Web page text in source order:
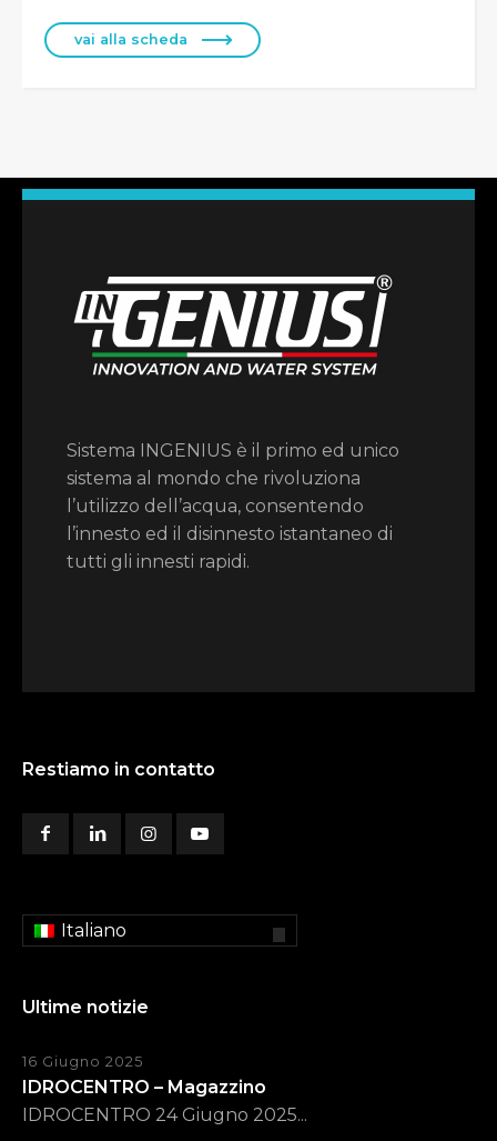
vai alla scheda
Sistema INGENIUS è il primo ed unico
sistema al mondo che rivoluziona
l’utilizzo dell’acqua, consentendo
l’innesto ed il disinnesto istantaneo di
tutti gli innesti rapidi.
Restiamo in contatto
Italiano
Ultime notizie
16 Giugno 2025
IDROCENTRO – Magazzino
IDROCENTRO 24 Giugno 2025...